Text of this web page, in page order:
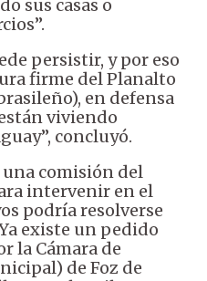
sus casas o
persistir, y por eso
firme del Planalto
en defensa
viviendo
concluyó.
una comisión del
intervenir en el
podría resolverse
existe un pedido
la Cámara de
de Foz de